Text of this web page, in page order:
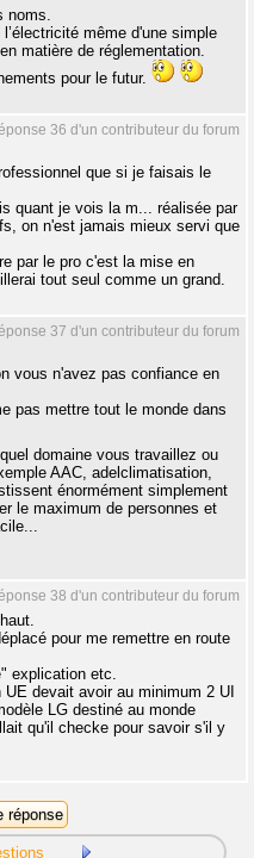
même d'une simple
matière de réglementation.
pour le futur.
36 d'un contributeur du forum
que si je faisais le
quant je vois la m... réalisée par
on n'est jamais mieux servi que
par le pro c'est la mise en
tout seul comme un grand.
37 d'un contributeur du forum
vous n'avez pas confiance en
pas mettre tout le monde dans
domaine vous travaillez ou
AAC, adelclimatisation,
énormément simplement
le maximum de personnes et
38 d'un contributeur du forum
pour me remettre en route
explication etc.
devait avoir au minimum 2 UI
LG destiné au monde
qu'il checke pour savoir s'il y